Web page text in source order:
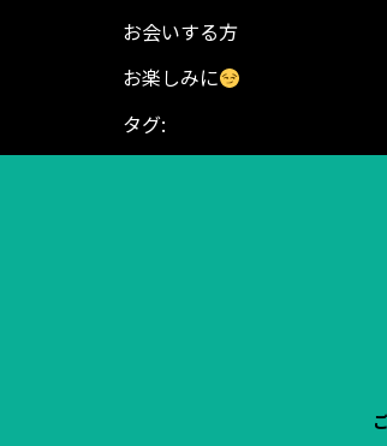
お会いする方
お楽しみに
タグ:
ング富山県 高岡市 東中川